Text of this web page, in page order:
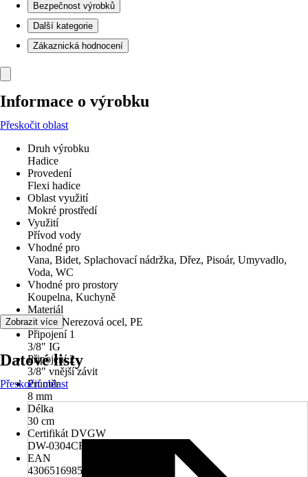
Bezpečnost výrobků
Další kategorie
Zákaznická hodnocení
Informace o výrobku
Přeskočit oblast
Druh výrobku
Hadice
Provedení
Flexi hadice
Oblast využití
Mokré prostředí
Využití
Přívod vody
Vhodné pro
Vana, Bidet, Splachovací nádržka, Dřez, Pisoár, Umyvadlo,
Voda, WC
Vhodné pro prostory
Koupelna, Kuchyně
Materiál
Mosaz, Nerezová ocel, PE
Připojení 1
3/8" IG
Připojení 2
3/8" vnější závit
Průměr
8 mm
Délka
30 cm
Certifikát DVGW
DW-0304CR0004
EAN
4306516985180
Zobrazit více
Datové listy
Přeskočit oblast